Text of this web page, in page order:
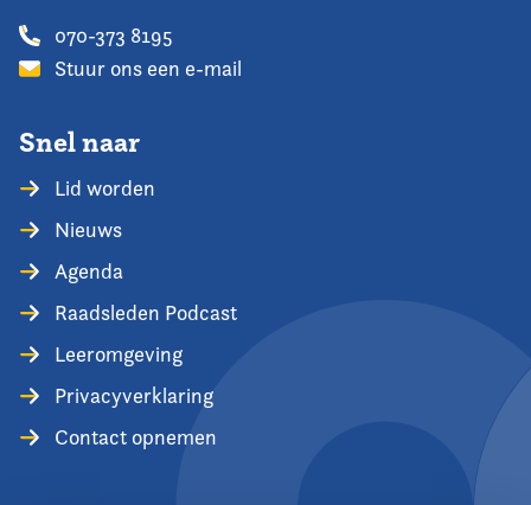
070-373 8195
Stuur ons een e-mail
Snel naar
Lid worden
Nieuws
Agenda
Raadsleden Podcast
Leeromgeving
Privacyverklaring
Contact opnemen